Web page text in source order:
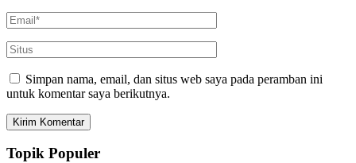
Simpan nama, email, dan situs web saya pada peramban ini
untuk komentar saya berikutnya.
Topik Populer